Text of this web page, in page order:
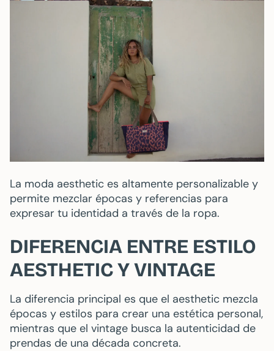
La moda aesthetic es altamente personalizable y
permite mezclar épocas y referencias para
expresar tu identidad a través de la ropa.
DIFERENCIA ENTRE ESTILO
AESTHETIC Y VINTAGE
La diferencia principal es que el aesthetic mezcla
épocas y estilos para crear una estética personal,
mientras que el vintage busca la autenticidad de
prendas de una década concreta.